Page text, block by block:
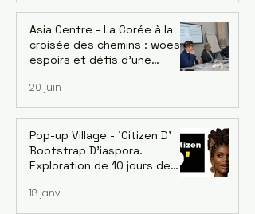
Asia Centre - La Corée à la
croisée des chemins : woes,
espoirs et défis d’une
Jaehoon Yoo, économiste et
ancien conseiller de la Banque
asiatique de développement
- le 18/06
20 juin
Pop-up Village - 'Citizen D'
Bootstrap D'iaspora.
Exploration de 10 jours de
émergent de Burkina Faso. 1-
10 Décembre 2026
18 janv.